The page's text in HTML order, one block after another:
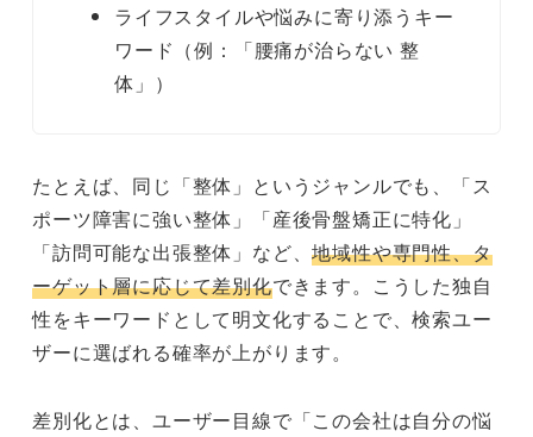
ライフスタイルや悩みに寄り添うキー
ワード（例：「腰痛が治らない 整
体」）
たとえば、同じ「整体」というジャンルでも、「ス
ポーツ障害に強い整体」「産後骨盤矯正に特化」
「訪問可能な出張整体」など、地域性や専門性、タ
ーゲット層に応じて差別化できます。こうした独自
性をキーワードとして明文化することで、検索ユー
ザーに選ばれる確率が上がります。
差別化とは、ユーザー目線で「この会社は自分の悩